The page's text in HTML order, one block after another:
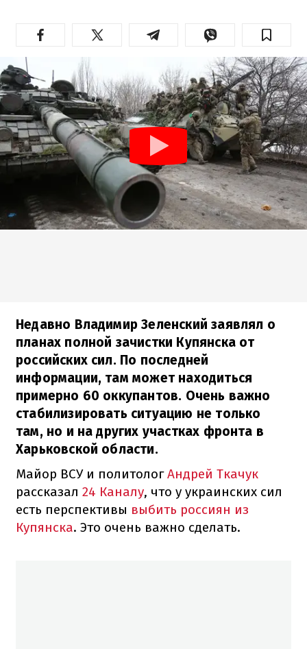
Недавно Владимир Зеленский заявлял о
планах полной зачистки Купянска от
российских сил. По последней
информации, там может находиться
примерно 60 оккупантов. Очень важно
стабилизировать ситуацию не только
там, но и на других участках фронта в
Харьковской области.
Майор ВСУ и политологАндрей Ткачук
рассказал 24 Каналу, что у украинских сил
есть перспективы выбить россиян из
Купянска. Это очень важно сделать.